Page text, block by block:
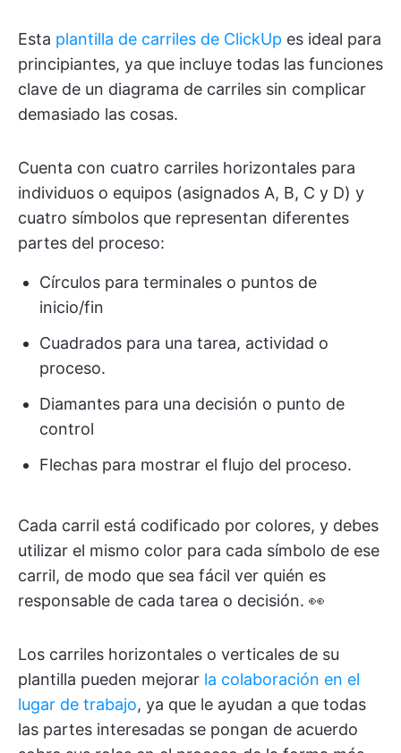
Esta plantilla de carriles de ClickUp es ideal para
principiantes, ya que incluye todas las funciones
clave de un diagrama de carriles sin complicar
demasiado las cosas.
Cuenta con cuatro carriles horizontales para
individuos o equipos (asignados A, B, C y D) y
cuatro símbolos que representan diferentes
partes del proceso:
Círculos para terminales o puntos de
inicio/fin
Cuadrados para una tarea, actividad o
proceso.
Diamantes para una decisión o punto de
control
Flechas para mostrar el flujo del proceso.
Cada carril está codificado por colores, y debes
utilizar el mismo color para cada símbolo de ese
carril, de modo que sea fácil ver quién es
responsable de cada tarea o decisión. 👀
Los carriles horizontales o verticales de su
plantilla pueden mejorar la colaboración en el
lugar de trabajo, ya que le ayudan a que todas
las partes interesadas se pongan de acuerdo